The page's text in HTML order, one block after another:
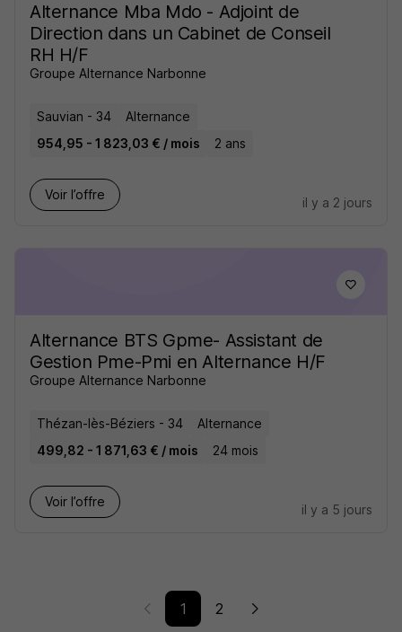
Alternance Mba Mdo - Adjoint de
Direction dans un Cabinet de Conseil
RH H/F
Groupe Alternance Narbonne
Sauvian - 34
Alternance
954,95 - 1 823,03 € / mois
2 ans
Voir l’offre
il y a 2 jours
Alternance BTS Gpme- Assistant de
Gestion Pme-Pmi en Alternance H/F
Groupe Alternance Narbonne
Thézan-lès-Béziers - 34
Alternance
499,82 - 1 871,63 € / mois
24 mois
Voir l’offre
il y a 5 jours
1 2